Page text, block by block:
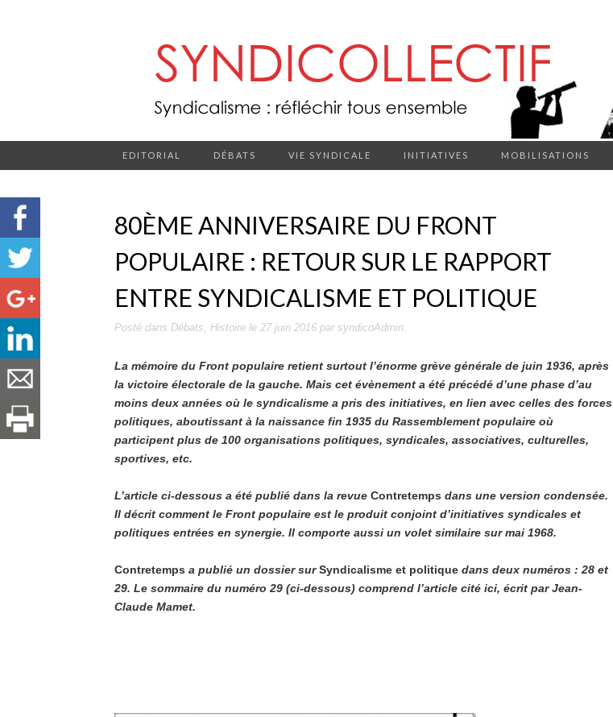
EDITORIAL DÉBATS VIE SYNDICALE INITIATIVES MOBILISATIONS
80ÈME ANNIVERSAIRE DU FRONT
POPULAIRE : RETOUR SUR LE RAPPORT
ENTRE SYNDICALISME ET POLITIQUE
Posté dans Débats, Histoire le 27 juin 2016 par syndicoAdmin.
La mémoire du Front populaire retient surtout l’énorme grève générale de juin 1936, après
la victoire électorale de la gauche. Mais cet évènement a été précédé d’une phase d’au
moins deux années où le syndicalisme a pris des initiatives, en lien avec celles des forces
politiques, aboutissant à la naissance fin 1935 du Rassemblement populaire où
participent plus de 100 organisations politiques, syndicales, associatives, culturelles,
sportives, etc.
L’article ci-dessous a été publié dans la revue Contretemps dans une version condensée.
Il décrit comment le Front populaire est le produit conjoint d’initiatives syndicales et
politiques entrées en synergie. Il comporte aussi un volet similaire sur mai 1968.
Contretemps a publié un dossier surSyndicalisme et politique dans deux numéros : 28 et
29. Le sommaire du numéro 29 (ci-dessous) comprend l’article cité ici, écrit par Jean-
Claude Mamet.